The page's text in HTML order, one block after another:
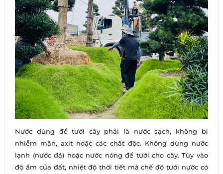
Nước dùng để tưới cây phải là nước sạch, không bị
nhiễm mặn, axit hoặc các chất độc. Không dùng nước
lạnh (nước đá) hoặc nước nóng để tưới cho cây. Tùy vào
độ ẩm của đất, nhiệt độ thời tiết mà chế độ tưới nước có